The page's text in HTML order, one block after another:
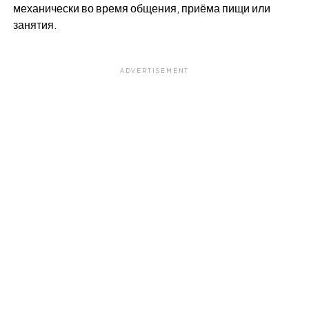
механически во время общения, приёма пищи или
занятия.
ADVERTISEMENT